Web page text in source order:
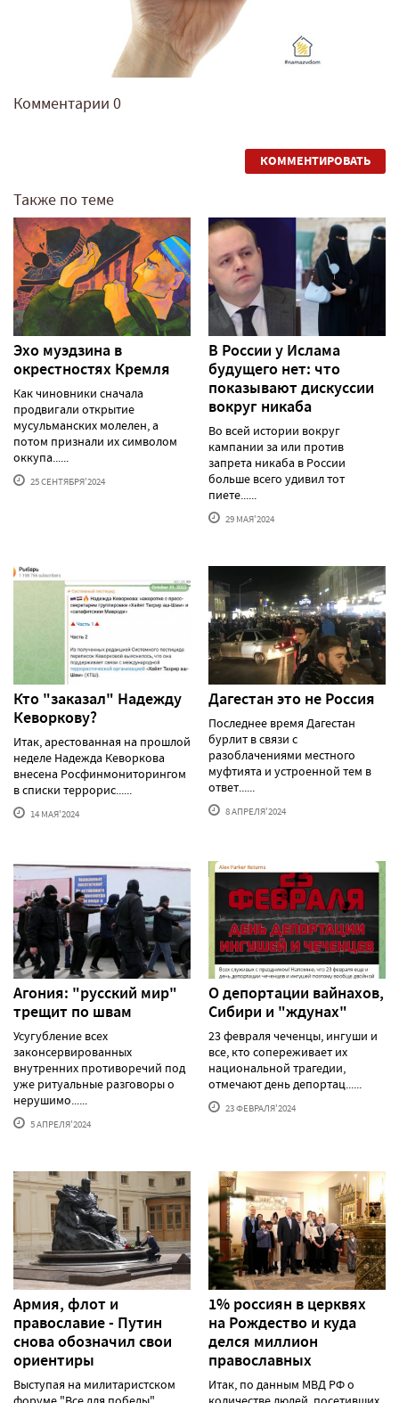
Комментарии 0
КОММЕНТИРОВАТЬ
Также по теме
Эхо муэдзина в
окрестностях Кремля
Как чиновники сначала
продвигали открытие
мусульманских молелен, а
потом признали их символом
оккупа......
25 СЕНТЯБРЯ'2024
В России у Ислама
будущего нет: что
показывают дискуссии
вокруг никаба
Во всей истории вокруг
кампании за или против
запрета никаба в России
больше всего удивил тот
пиете......
29 МАЯ'2024
Кто "заказал" Надежду
Кеворкову?
Итак, арестованная на прошлой
неделе Надежда Кеворкова
внесена Росфинмониторингом
в списки террорис......
14 МАЯ'2024
Дагестан это не Россия
Последнее время Дагестан
бурлит в связи с
разоблачениями местного
муфтията и устроенной тем в
ответ......
8 АПРЕЛЯ'2024
Агония: "русский мир"
трещит по швам
Усугубление всех
законсервированных
внутренних противоречий под
уже ритуальные разговоры о
нерушимо......
5 АПРЕЛЯ'2024
О депортации вайнахов,
Сибири и "ждунах"
23 февраля чеченцы, ингуши и
все, кто сопереживает их
национальной трагедии,
отмечают день депортац......
23 ФЕВРАЛЯ'2024
Армия, флот и
православие - Путин
снова обозначил свои
ориентиры
Выступая на милитаристском
1% россиян в церквях
на Рождество и куда
делся миллион
православных
Итак, по данным МВД РФ о